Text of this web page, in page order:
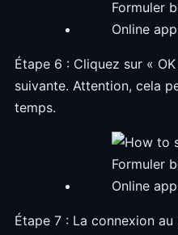
Étape 6 : Cliquez sur «
suivante. Attention, cela
temps.
Étape 7 : La connexion